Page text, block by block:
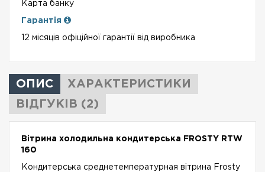
Карта банку
Гарантія
12 місяців офіційної гарантії від виробника
ОПИС
ХАРАКТЕРИСТИКИ
ВІДГУКІВ (2)
Вітрина холодильна кондитерська FROSTY RTW
160
Кондитерська среднетемпературная вітрина Frosty